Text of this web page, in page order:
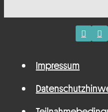
Impressum